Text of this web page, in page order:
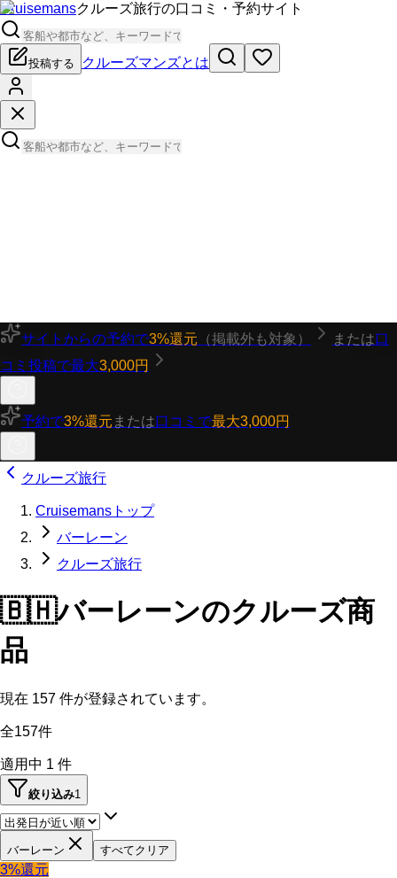
Cruisemansクルーズ旅行の口コミ・予約サイト
投稿する クルーズマンズとは
サイトからの予約で3%還元 （掲載外も対象） または口
コミ投稿で最大3,000円
予約で3%還元 または口コミで最大3,000円
クルーズ旅行
Cruisemansトップ
バーレーン
クルーズ旅行
🇧🇭バーレーンのクルーズ商
品
現在 157 件が登録されています。
全157件
適用中 1 件
絞り込み1
バーレーン すべてクリア
3%還元